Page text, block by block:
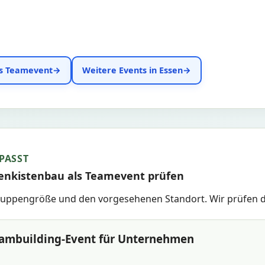
Teamevent Weitere Events in Essen
als Teamevent prüfen
und den vorgesehenen Standort. Wir prüfen
Event für Unternehmen